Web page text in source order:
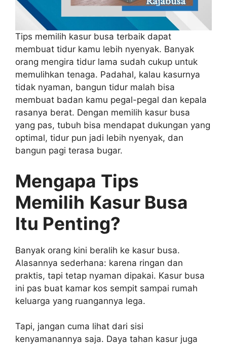
Tips memilih kasur busa terbaik dapat
membuat tidur kamu lebih nyenyak. Banyak
orang mengira tidur lama sudah cukup untuk
memulihkan tenaga. Padahal, kalau kasurnya
tidak nyaman, bangun tidur malah bisa
membuat badan kamu pegal-pegal dan kepala
rasanya berat. Dengan memilih kasur busa
yang pas, tubuh bisa mendapat dukungan yang
optimal, tidur pun jadi lebih nyenyak, dan
bangun pagi terasa bugar.
Mengapa Tips
Memilih Kasur Busa
Itu Penting?
Banyak orang kini beralih ke kasur busa.
Alasannya sederhana: karena ringan dan
praktis, tapi tetap nyaman dipakai. Kasur busa
ini pas buat kamar kos sempit sampai rumah
keluarga yang ruangannya lega.
Tapi, jangan cuma lihat dari sisi
kenyamanannya saja. Daya tahan kasur juga